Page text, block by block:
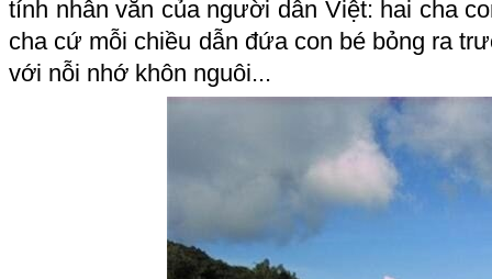
tính nhân văn của người dân Việt: hai cha
cha cứ mỗi chiều dẫn đứa con bé bỏng ra
với nỗi nhớ khôn nguôi...